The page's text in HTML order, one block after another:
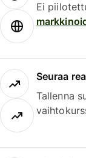
Ei
Seuraa
Tallenna